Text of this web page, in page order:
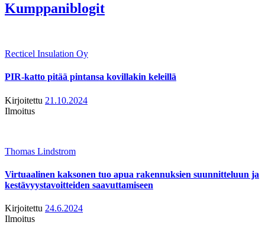
Kumppaniblogit
Recticel Insulation Oy
PIR-katto pitää pintansa kovillakin keleillä
Kirjoitettu 21.10.2024
Ilmoitus
Thomas Lindstrom
Virtuaalinen kaksonen tuo apua rakennuksien suunnitteluun ja
kestävyystavoitteiden saavuttamiseen
Kirjoitettu 24.6.2024
Ilmoitus